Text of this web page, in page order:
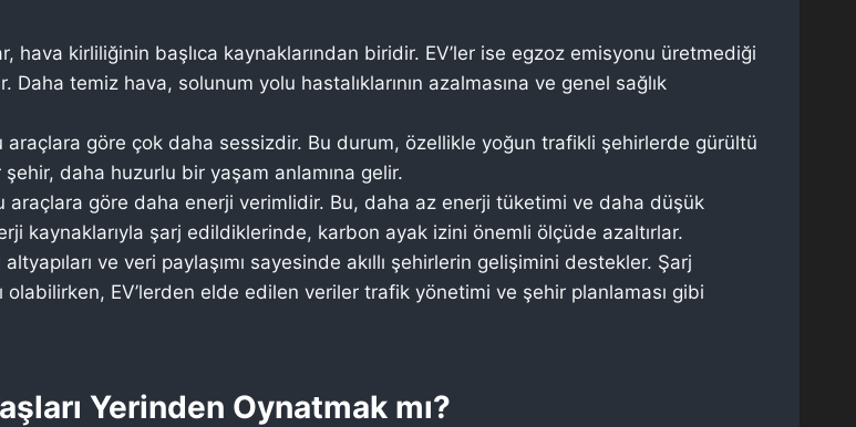
hava kirliliğinin başlıca kaynaklarından biridir. EV’ler ise egzoz emisyonu üretmediği
temiz hava, solunum yolu hastalıklarının azalmasına ve genel sağlık
araçlara göre çok daha sessizdir. Bu durum, özellikle yoğun trafikli şehirlerde gürültü
daha huzurlu bir yaşam anlamına gelir.
araçlara göre daha enerji verimlidir. Bu, daha az enerji tüketimi ve daha düşük
kaynaklarıyla şarj edildiklerinde, karbon ayak izini önemli ölçüde azaltırlar.
altyapıları ve veri paylaşımı sayesinde akıllı şehirlerin gelişimini destekler. Şarj
EV’lerden elde edilen veriler trafik yönetimi ve şehir planlaması gibi
Yerinden Oynatmak mı?